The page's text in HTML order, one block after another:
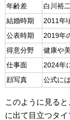
年齢差
白川裕
結婚時期
2011年
公表時期
2019年
得意分野
健康や
仕事面
2024年
顔写真
公式に
このように見る
に出て目立つタ